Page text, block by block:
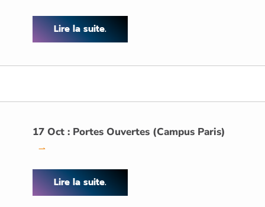
Lire la suite.
17 Oct : Portes Ouvertes (Campus Paris)
→
Lire la suite.